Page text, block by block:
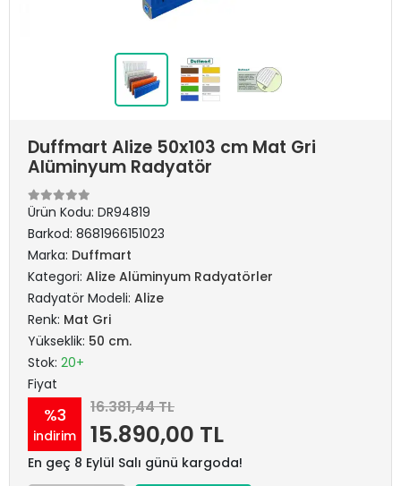
Duffmart Alize 50x103 cm Mat Gri
Alüminyum Radyatör
Ürün Kodu: DR94819
Barkod: 8681966151023
Marka: Duffmart
Kategori: Alize Alüminyum Radyatörler
Radyatör Modeli: Alize
Renk: Mat Gri
Yükseklik: 50 cm.
Stok: 20+
Fiyat
%3
indirim
16.381,44 TL
15.890,00 TL
En geç 8 Eylül Salı günü kargoda!